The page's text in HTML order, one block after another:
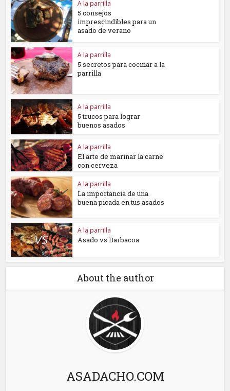
A la parrilla
5 consejos
imprescindibles para un
asado de verano
A la parrilla
5 secretos para cocinar a la
parrilla
A la parrilla
5 trucos para lograr
buenos asados
A la parrilla
El arte de marinar la carne
con cerveza
A la parrilla
La importancia de una
buena picada en tus asados
A la parrilla
Asado vs Barbacoa
About the author
ASADACHO.COM